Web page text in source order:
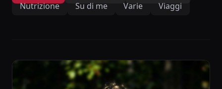
Nutrizione
Su di me Varie Viaggi